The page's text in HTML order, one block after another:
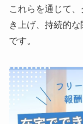
これらを通じて
き上げ、持続的
です。